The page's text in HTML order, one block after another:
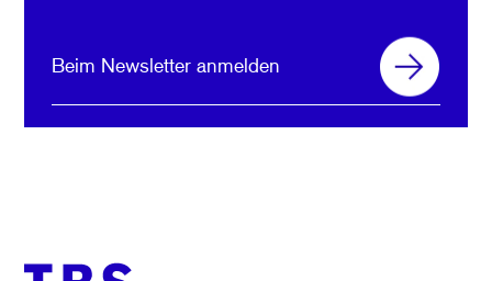
Beim Newsletter anmelden